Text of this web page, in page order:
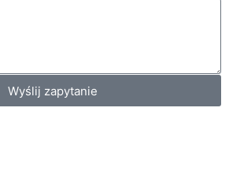
Wyślij zapytanie